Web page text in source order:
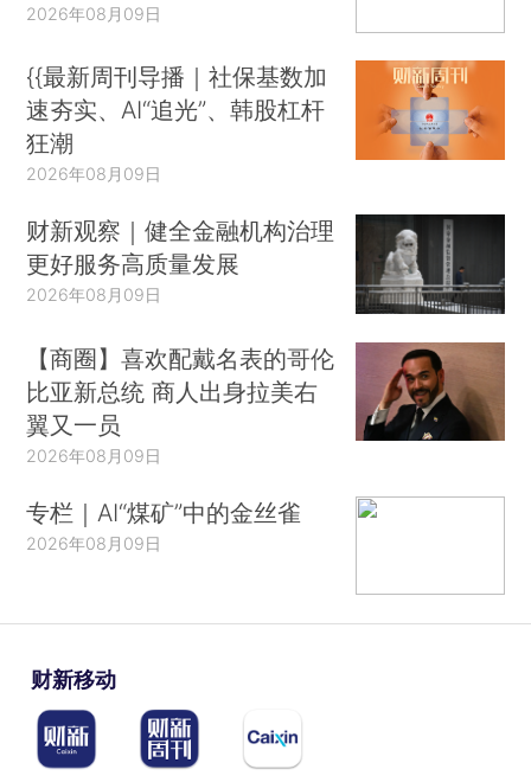
2026年08月09日
{{最新周刊导播｜社保基数加
速夯实、AI“追光”、韩股杠杆
狂潮
2026年08月09日
财新观察｜健全金融机构治理
更好服务高质量发展
2026年08月09日
【商圈】喜欢配戴名表的哥伦
比亚新总统 商人出身拉美右
翼又一员
2026年08月09日
专栏｜AI“煤矿”中的金丝雀
2026年08月09日
财新移动